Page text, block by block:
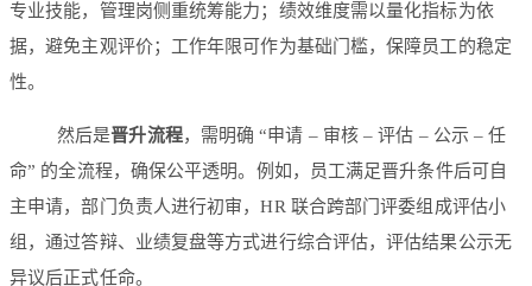
专业技能，管理岗侧重统筹能力；绩效维度需以量化指标为依
据，避免主观评价；工作年限可作为基础门槛，保障员工的稳定
性。
然后是晋升流程，需明确 “申请 – 审核 – 评估 – 公示 – 任
命” 的全流程，确保公平透明。例如，员工满足晋升条件后可自
主申请，部门负责人进行初审，HR 联合跨部门评委组成评估小
组，通过答辩、业绩复盘等方式进行综合评估，评估结果公示无
异议后正式任命。